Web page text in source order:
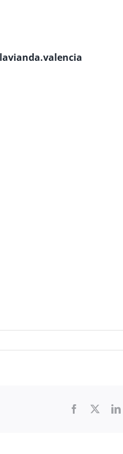
Facebook
X